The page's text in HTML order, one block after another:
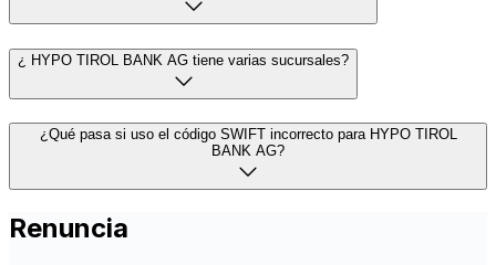
¿ HYPO TIROL BANK AG tiene varias sucursales?
¿Qué pasa si uso el código SWIFT incorrecto para HYPO TIROL
BANK AG?
Renuncia